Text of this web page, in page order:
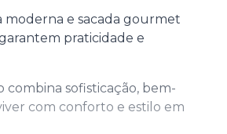
moderna e sacada gourmet
praticidade e
combina sofisticação, bem-
com conforto e estilo em